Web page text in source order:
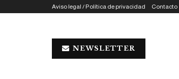
Aviso legal / Política de privacidad Contacto
NEWSLETTER